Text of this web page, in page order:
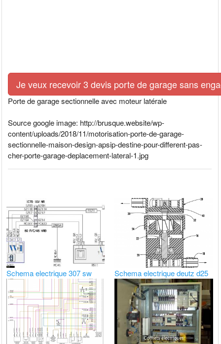
Je veux recevoir 3 devis porte de garage sans
Porte de garage sectionnelle avec moteur latérale
Source google image: http://brusque.website/wp-
content/uploads/2018/11/motorisation-porte-de-garage-
sectionnelle-maison-design-apsip-destine-pour-different-pas-
cher-porte-garage-deplacement-lateral-1.jpg
Schema electrique 307 sw Schema electrique deutz d25